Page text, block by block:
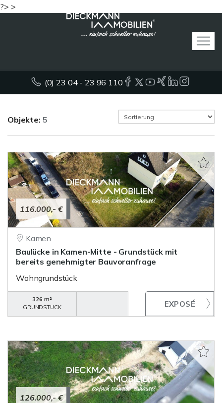
?> >
(0) 23 04 - 23 96 110
Objekte: 5
116.000,- €
Kamen
Baulücke in Kamen-Mitte - Grundstück mit
bereits genehmigter Bauvoranfrage
Wohngrundstück
326 m²
GRUNDSTÜCK
126.000,- €